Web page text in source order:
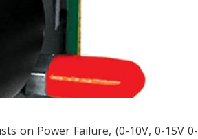
on Power Failure, (0-10V, 0-15V 0-